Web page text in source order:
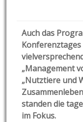
Auch das
„Management
„Nutztiere und
standen die
im Fokus.